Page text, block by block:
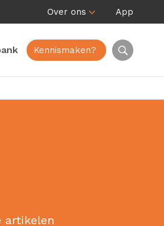
Over ons App
Kennismaken?
artikelen